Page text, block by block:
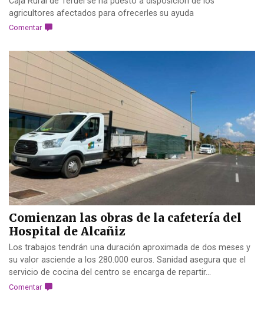
agricultores afectados para ofrecerles su ayuda
Comentar
Comienzan las obras de la cafetería del
Hospital de Alcañiz
Los trabajos tendrán una duración aproximada de dos meses y
su valor asciende a los 280.000 euros. Sanidad asegura que el
servicio de cocina del centro se encarga de repartir...
Comentar